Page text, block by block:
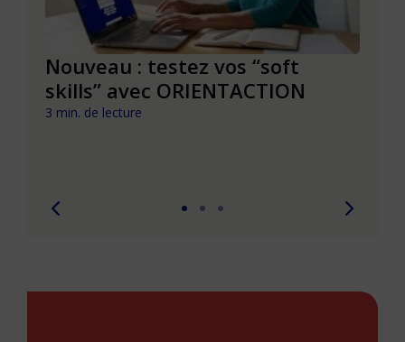
Nouveau : testez vos “soft
skills” avec ORIENTACTION
3 min. de lecture